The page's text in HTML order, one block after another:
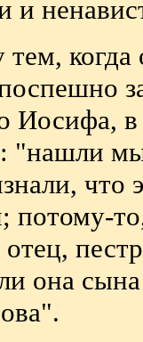
и
когда
Иосифа,
"нашли
что
потому-
отец,
она